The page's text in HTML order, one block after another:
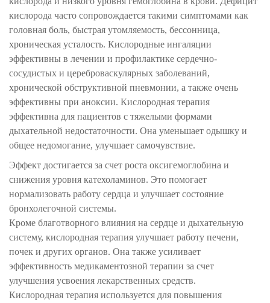
кислорода часто сопровождается такими симптомами как
головная боль, быстрая утомляемость, бессонница,
хроническая усталость. Кислородные ингаляции
эффективны в лечении и профилактике сердечно-
сосудистых и цереброваскулярных заболеваний,
хронической обструктивной пневмонии, а также очень
эффективны при аноксии. Кислородная терапия
эффективна для пациентов с тяжелыми формами
дыхательной недостаточности. Она уменьшает одышку и
общее недомогание, улучшает самочувствие.
Эффект достигается за счет роста оксигемоглобина и
снижения уровня катехоламинов. Это помогает
нормализовать работу сердца и улучшает состояние
бронхолегочной системы.
Кроме благотворного влияния на сердце и дыхательную
систему, кислородная терапия улучшает работу печени,
почек и других органов. Она также усиливает
эффективность медикаментозной терапии за счет
улучшения усвоения лекарственных средств.
Кислородная терапия используется для повышения